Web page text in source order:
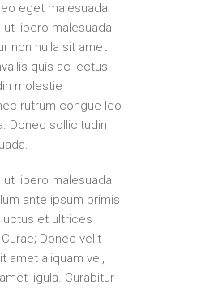
eget malesuada.
ut libero malesuada
non nulla sit amet
quis ac lectus.
molestie
rutrum congue leo
Donec sollicitudin
ut libero malesuada
ante ipsum primis
et ultrices
Donec velit
amet aliquam vel,
ligula. Curabitur